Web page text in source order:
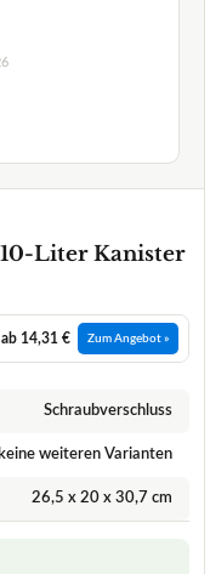
Liter Kanister
ab 14,31 € Zum Angebot »
Schraubverschluss
keine weiteren Varianten
‎26,5 x 20 x 30,7 cm